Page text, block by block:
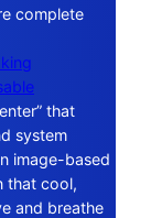
complete
that
system
image-based
that cool,
and breathe